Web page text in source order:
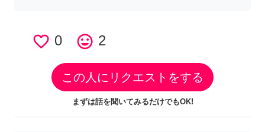
favorite_border 0 tag_faces 2
この人にリクエストをする
まずは話を聞いてみるだけでもOK!